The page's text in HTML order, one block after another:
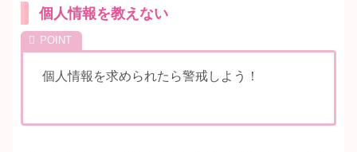
個人情報を教えない
個人情報を求められたら警戒しよう！